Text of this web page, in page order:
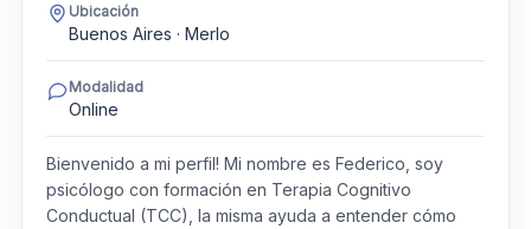
Ubicación
Buenos Aires · Merlo
Modalidad
Online
Bienvenido a mi perfil! Mi nombre es Federico, soy
psicólogo con formación en Terapia Cognitivo
Conductual (TCC), la misma ayuda a entender cómo